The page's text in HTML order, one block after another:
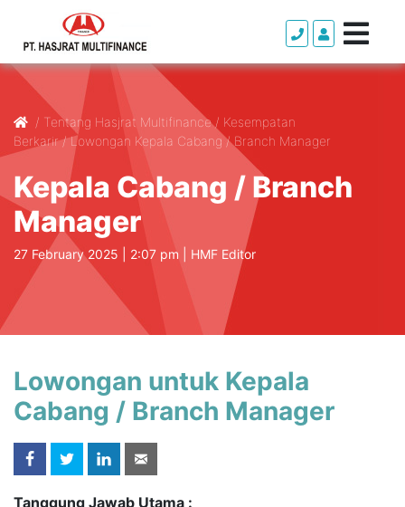
/ Tentang Hasjrat Multifinance/ Kesempatan
Berkarir/Lowongan Kepala Cabang / Branch Manager
Kepala Cabang / Branch
Manager
27 February 2025 | 2:07 pm | HMF Editor
Lowongan untuk Kepala
Cabang / Branch Manager
Tanggung Jawab Utama :